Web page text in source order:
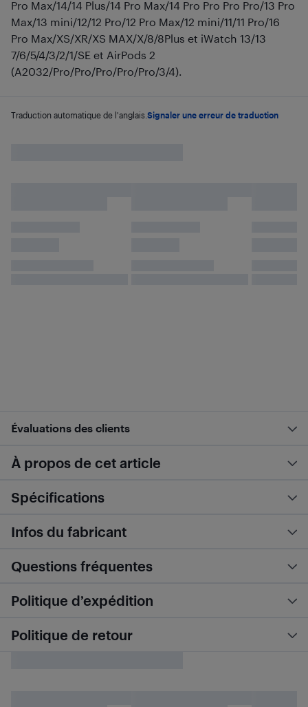
Pro Max/14/14 Plus/14 Pro Max/14 Pro Pro Pro Pro/13 Pro
Max/13 mini/12/12 Pro/12 Pro Max/12 mini/11/11 Pro/16
Pro Max/XS/XR/XS MAX/X/8/8Plus et iWatch 13/13
7/6/5/4/3/2/1/SE et AirPods 2
(A2032/Pro/Pro/Pro/Pro/Pro/3/4).
Traduction automatique de l'anglais. Signaler une erreur de traduction
Évaluations des clients
À propos de cet article
Spécifications
Infos du fabricant
Questions fréquentes
Politique d’expédition
Politique de retour